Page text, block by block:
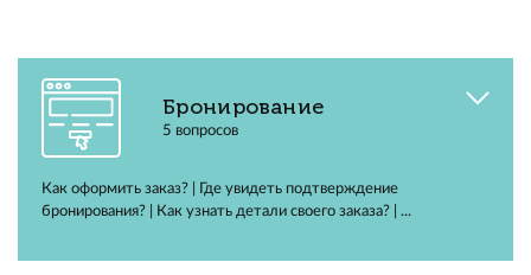
Бронирование
5 вопросов
Как оформить заказ? | Где увидеть подтверждение
бронирования? | Как узнать детали своего заказа? | ...